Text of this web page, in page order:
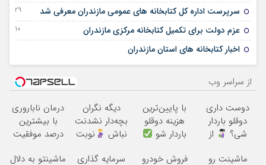
سرپرست اداره کل کتابخانه های عمومی مازندران معرفی شد 29 سپتامبر 2025
عزم دولت برای تکمیل کتابخانه مرکزی مازندران 10 آگوست 2025
اخبار کتابخانه های استان مازندران
از سراسر وب
دوست داری
دوقلو باردار
شی؟
از
بگیر
با پایین‌ترین
هزینه دوقلو
باردار شو
دیگه نگران
بچه‌دار نشدنت
نباش
نوبت
متخصصان
درمان ناباروری
با بیشترین
درصد موفقیت
ماشینت رو
فروش خودرو
سرمایه گذاری
ماشینتو به دلال